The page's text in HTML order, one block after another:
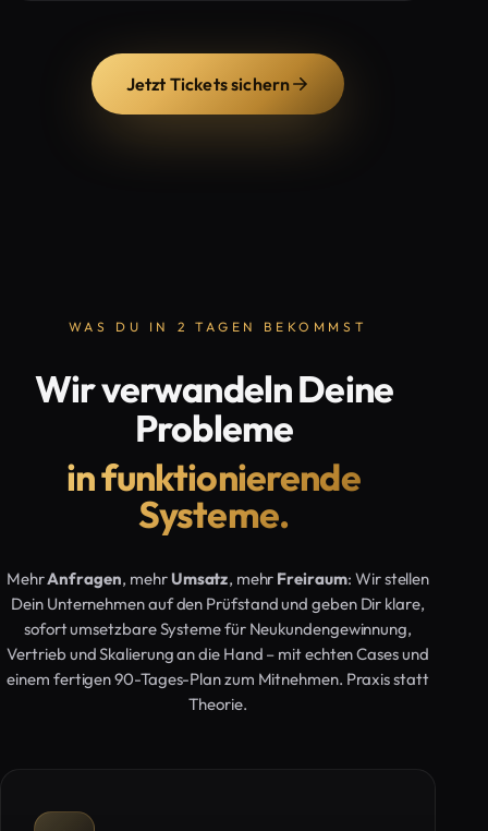
Jetzt Tickets sichern
WAS DU IN 2 TAGEN BEKOMMST
Wir verwandeln Deine
Probleme
in funktionierende
Systeme.
MehrAnfragen, mehrUmsatz, mehr Freiraum: Wir stellen
Dein Unternehmen auf den Prüfstand und geben Dir klare,
sofort umsetzbare Systeme für Neukundengewinnung,
Vertrieb und Skalierung an die Hand – mit echten Cases und
einem fertigen 90-Tages-Plan zum Mitnehmen. Praxis statt
Theorie.